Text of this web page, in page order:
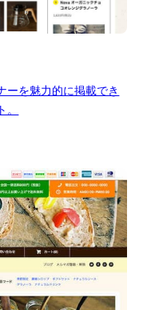
ーを魅力的に掲載でき
。